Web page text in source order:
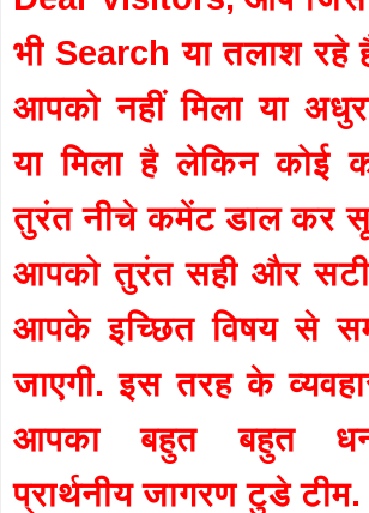
भी Search या तलाश रहे
आपको नहीं मिला या
या मिला है लेकिन कोई
तुरंत नीचे कमेंट डाल कर
आपको तुरंत सही और
आपके इच्छित विषय से
जाएगी. इस तरह के
आपका बहुत बहुत
प्रार्थनीय जागरण टुडे टीम.